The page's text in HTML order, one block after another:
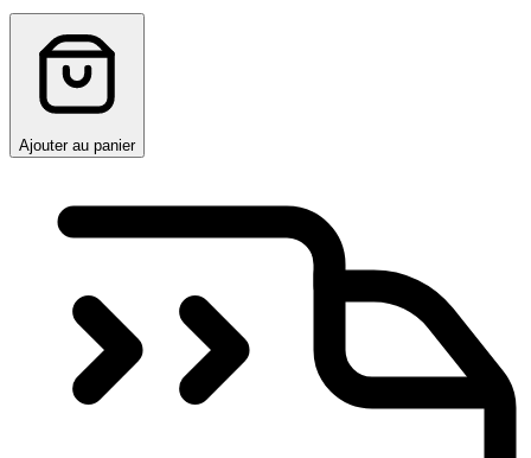
Ajouter au panier